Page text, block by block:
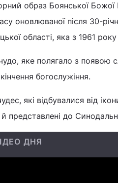
образ Боянської Божої
оновлюваної після 30-
області, яка з 1961
яке полягало з появою
богослужіння.
які відбувалися від
й представлені до
ДНЯ